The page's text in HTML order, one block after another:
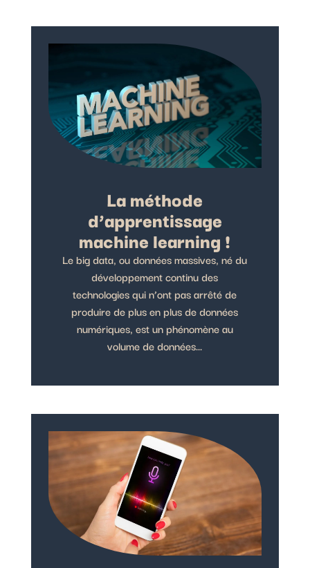
La méthode
d’apprentissage
machine learning !
Le big data, ou données massives, né du
développement continu des
technologies qui n’ont pas arrêté de
produire de plus en plus de données
numériques, est un phénomène au
volume de données...